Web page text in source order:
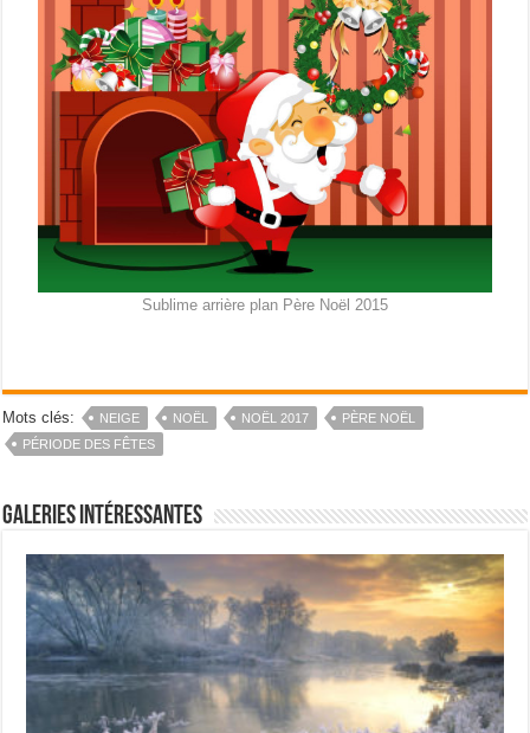
Sublime arrière plan Père Noël 2015
Mots clés: NEIGE NOËL NOËL 2017
PÈRE NOËL
PÉRIODE DES FÊTES
Galeries intéressantes